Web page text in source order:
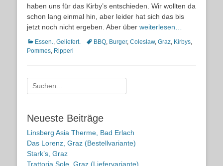
haben uns für das Kirby’s entschieden. Wir wollten da
schon lang einmal hin, aber leider hat sich das bis
jetzt noch nicht ergeben. Aber über weiterlesen…
Kategorien
Essen., Geliefert. Schlagworte
BBQ, Burger, Coleslaw, Graz, Kirbys,
Pommes, Ripperl
Suche
nach:
Neueste Beiträge
Linsberg Asia Therme, Bad Erlach
Das Lorenz, Graz (Bestellvariante)
Stark’s, Graz
Trattoria Sole, Graz (Liefervariante)